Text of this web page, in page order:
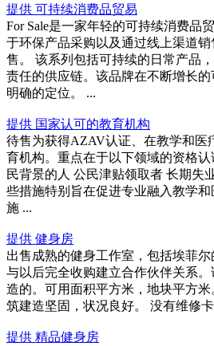
提供 可持续消费品贸易
For Sale是一家年轻的可持续消费品
于环保产品采购以及通过线上渠道
售。 该系列包括可持续的日常产品
责任的供应链。该品牌在不断增长
明确的定位。 ...
提供 国家认可的教育机构
待售为获得AZAV认证、在教学和医
育机构。重点在于以下领域的资格
民背景的人 公民津贴领取者 长期失
些措施特别旨在促进专业融入教学
施 ...
提供 健身房
出售成熟的健身工作室，包括埃菲
与以后完全收购建立合作伙伴关系
造的。可用面积平方米，地块平方
筑建造坚固，状况良好。 没有维修
提供 精品健身房